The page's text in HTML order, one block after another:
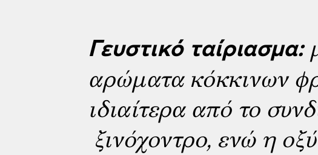
Γευστικό ταίριασμα:
αρώματα κόκκινων
ιδιαίτερα από το
ξινόχοντρο, ενώ η